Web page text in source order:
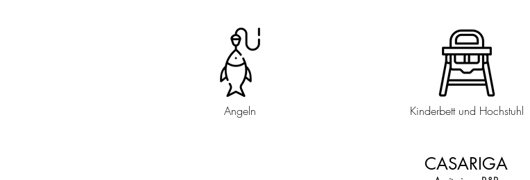
Angeln Kinderbett und Hochstuhl
CASARIGA